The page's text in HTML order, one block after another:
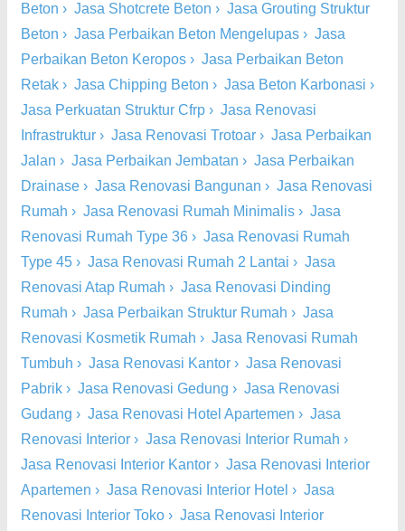
Beton › Jasa Shotcrete Beton › Jasa Grouting Struktur
Beton › Jasa Perbaikan Beton Mengelupas › Jasa
Perbaikan Beton Keropos › Jasa Perbaikan Beton
Retak › Jasa Chipping Beton › Jasa Beton Karbonasi ›
Jasa Perkuatan Struktur Cfrp › Jasa Renovasi
Infrastruktur › Jasa Renovasi Trotoar › Jasa Perbaikan
Jalan › Jasa Perbaikan Jembatan › Jasa Perbaikan
Drainase › Jasa Renovasi Bangunan › Jasa Renovasi
Rumah › Jasa Renovasi Rumah Minimalis › Jasa
Renovasi Rumah Type 36 › Jasa Renovasi Rumah
Type 45 › Jasa Renovasi Rumah 2 Lantai › Jasa
Renovasi Atap Rumah › Jasa Renovasi Dinding
Rumah › Jasa Perbaikan Struktur Rumah › Jasa
Renovasi Kosmetik Rumah › Jasa Renovasi Rumah
Tumbuh › Jasa Renovasi Kantor › Jasa Renovasi
Pabrik › Jasa Renovasi Gedung › Jasa Renovasi
Gudang › Jasa Renovasi Hotel Apartemen › Jasa
Renovasi Interior › Jasa Renovasi Interior Rumah ›
Jasa Renovasi Interior Kantor › Jasa Renovasi Interior
Apartemen › Jasa Renovasi Interior Hotel › Jasa
Renovasi Interior Toko › Jasa Renovasi Interior